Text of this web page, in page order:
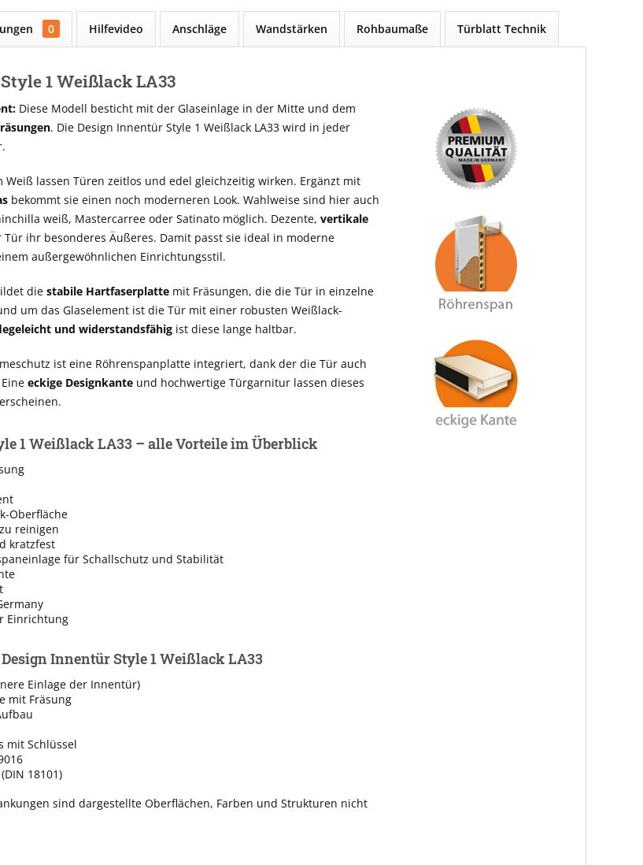
0 Hilfevideo Anschläge Wandstärken Rohbaumaße Türblatt Technik
1 Weißlack LA33
Diese Modell besticht mit der Glaseinlage in der Mitte und dem
. Die Design Innentür Style 1 Weißlack LA33 wird in jeder
lassen Türen zeitlos und edel gleichzeitig wirken. Ergänzt mit
bekommt sie einen noch moderneren Look. Wahlweise sind hier auch
weiß, Mastercarree oder Satinato möglich. Dezente, vertikale
ihr besonderes Äußeres. Damit passt sie ideal in moderne
außergewöhnlichen Einrichtungsstil.
die stabile Hartfaserplatte mit Fräsungen, die die Tür in einzelne
um das Glaselement ist die Tür mit einer robusten Weißlack-
und widerstandsfähig ist diese lange haltbar.
ist eine Röhrenspanplatte integriert, dank der die Tür auch
eckige Designkante und hochwertige Türgarnitur lassen dieses
1 Weißlack LA33 – alle Vorteile im Überblick
Oberfläche
reinigen
kratzfest
für Schallschutz und Stabilität
Einrichtung
Innentür Style 1 Weißlack LA33
Einlage der Innentür)
mit Fräsung
mit Schlüssel
18101)
sind dargestellte Oberflächen, Farben und Strukturen nicht